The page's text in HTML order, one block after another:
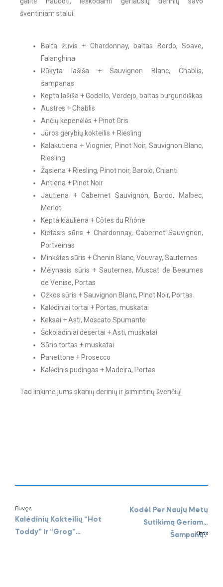
šventiniam stalui.
Balta žuvis + Chardonnay, baltas Bordo, Soave,
Falanghina
Rūkyta lašiša + Sauvignon Blanc, Chablis,
šampanas
Kepta lašiša + Godello, Verdejo, baltas burgundiškas
Austrės + Chablis
Ančių kepenėlės + Pinot Gris
Jūros gėrybių kokteilis + Riesling
Kalakutiena + Viognier, Pinot Noir, Sauvignon Blanc,
Riesling
Žąsiena + Riesling, Pinot noir, Barolo, Chianti
Antiena + Pinot Noir
Jautiena + Cabernet Sauvignon, Bordo, Malbec,
Merlot
Kepta kiauliena + Côtes du Rhône
Kietasis sūris + Chardonnay, Cabernet Sauvignon,
Portveinas
Minkštas sūris + Chenin Blanc, Vouvray, Sauternes
Mėlynasis sūris + Sauternes, Muscat de Beaumes
de Venise, Portas
Ožkos sūris + Sauvignon Blanc, Pinot Noir, Portas
Kalėdiniai tortai + Portas, muskatai
Keksai + Asti, Moscato Spumante
Šokoladiniai desertai + Asti, muskatai
Sūrio tortas + muskatai
Panettone + Prosecco
Kalėdinis pudingas + Madeira, Portas
Tad linkime jums skanių derinių ir įsimintinų švenčių!
Buvęs
Kalėdinių Kokteilių “Hot
Toddy” Ir “Grog”
Kitas
Kodėl Per Naujų Metų
Sutikimą Geriame
Šampaną?